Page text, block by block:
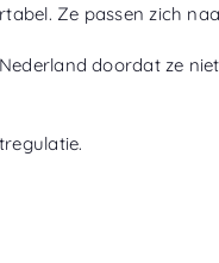
Ze passen zich
doordat ze